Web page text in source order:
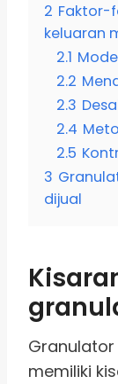
2 Faktor-
keluaran
2.1
2.2
2.3
2.4
2.5
3
dijual
memiliki